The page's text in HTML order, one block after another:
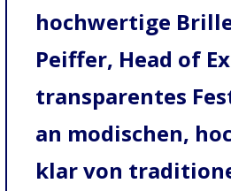
hochwertige
Peiffer, Head of
transparentes
an modischen,
klar von